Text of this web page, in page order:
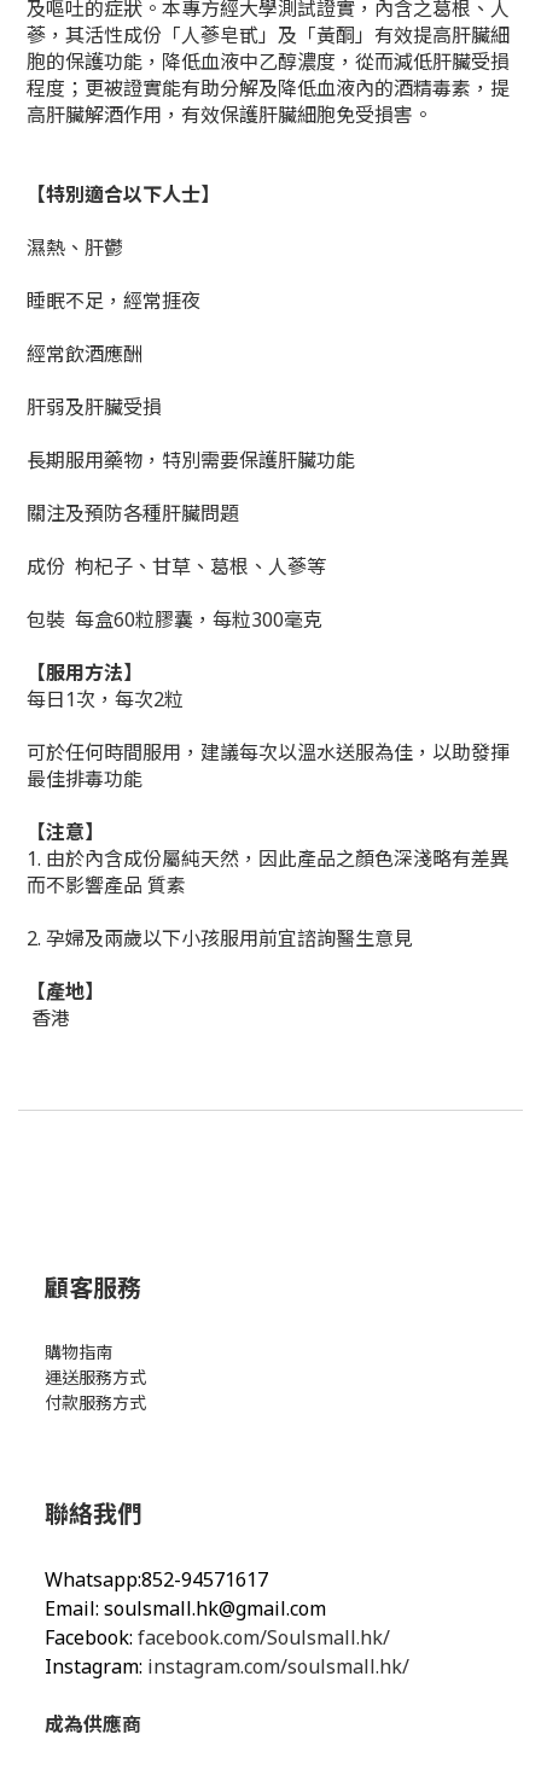
及嘔吐的症狀。本專方經大學測試證實，內含之葛根、人
蔘，其活性成份「人蔘皂甙」及「黃酮」有效提高肝臟細
胞的保護功能，降低血液中乙醇濃度，從而減低肝臟受損
程度；更被證實能有助分解及降低血液內的酒精毒素，提
高肝臟解酒作用，有效保護肝臟細胞免受損害。
【特別適合以下人士】
濕熱、肝鬱
睡眠不足，經常捱夜
經常飲酒應酬
肝弱及肝臟受損
長期服用藥物，特別需要保護肝臟功能
關注及預防各種肝臟問題
成份 枸杞子、甘草、葛根、人蔘等
包裝 每盒60粒膠囊，每粒300毫克
【服用方法】
每日1次，每次2粒
可於任何時間服用，建議每次以溫水送服為佳，以助發揮
最佳排毒功能
【注意】
1. 由於內含成份屬純天然，因此產品之顏色深淺略有差異
而不影響產品 質素
2. 孕婦及兩歲以下小孩服用前宜諮詢醫生意見
【產地】
香港
顧客服務
購物指南
運送服務方式
付款服務方式
聯絡我們
Whatsapp:852-94571617
Email: soulsmall.hk@gmail.com
Facebook: facebook.com/Soulsmall.hk/
Instagram: instagram.com/soulsmall.hk/
成為供應商